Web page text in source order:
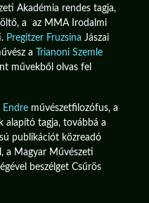
Akadémia rendes tagja,
a az MMA Irodalmi
Pregitzer Fruzsina Jászai
a
Trianoni Szemle
művekből olvas fel
Endre művészetfilozófus, a
alapító tagja, továbbá a
publikációt közreadó
a Magyar Művészeti
beszélget Csűrös